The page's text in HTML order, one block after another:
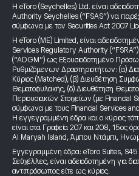
Η eToro (Seychelles) Ltd. είναι
Authority Seychelles (“FSAS”) να
σύμφωνα με τον Securities Act 2007
Η eToro (ME) Limited, είναι
Services Regulatory Authority
(“ADGM”) ως Εξουσιοδοτημένο
Ρυθμιζόμενων Δραστηριοτήτων: (α)
Κύριος (Matched), (β) Διευθέτηση
Θεματοφυλακής, (δ) Διευθέτηση
Περιουσιακών Στοιχείων (με
σύμφωνα με τους Financial Services
Η εγγεγραμμένη έδρα και ο κύριος
είναι στα Γραφεία 207 και 208, 15ος
Al Maryah Island, Άμπου Ντάμπι,
Εγγεγραμμένη έδρα: eToro Suites,
Σεϋχέλλες, είναι αδειοδοτημένη για
αντιπρόσωπος είτε ως κύριος.